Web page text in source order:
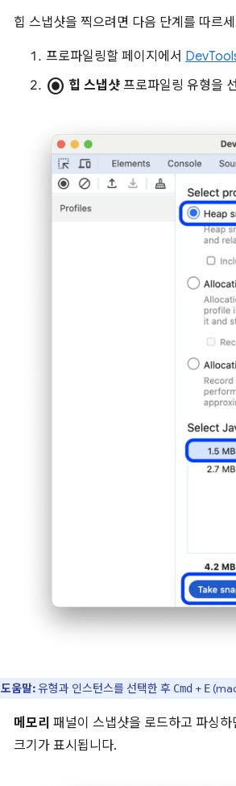
힙 스냅샷을 찍으려면 다음 단계를 따르
프로파일링할 페이지에서
radio_button_checked 힙 스냅샷 프로파일링 유형을
도움말:유형과 인스턴스를 선택한 후 Cmd + E
메모리 패널이 스냅샷을 로드하고 파싱하
크기가 표시됩니다.